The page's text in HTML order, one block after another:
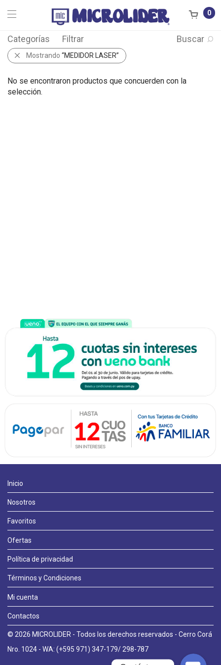
0
Categorías Filtrar Buscar
Mostrando “MEDIDOR LASER”
No se encontraron productos que concuerden con la
selección.
Inicio
Nosotros
Favoritos
Ofertas
Política de privacidad
Términos y Condiciones
Mi cuenta
Contactos
© 2026 MICROLIDER - Todos los derechos reservados - Cerro Corá
Nro. 1024 - WA: (+595 971) 347-179/ 298-787